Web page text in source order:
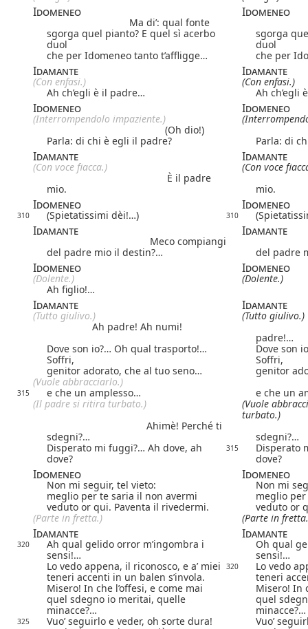
Idomeneo Idomeneo
Ma di’: qual fonte
sgorga quel pianto? E quel sì acerbo
duol
sgorga
duol
che per Idomeneo tanto t’affligge…
che per
Idamante Idamante
(Con enfasi.)
(Con enfasi.)
Ah ch’egli è il padre…
Ah ch’egli
Idomeneo Idomeneo
(Interrompendolo impaziente.)
(Oh dio!)
Parla: di chi è egli il padre?
Parla: di
Idamante Idamante
(Con voce fiacca.)
(Con voce
È il padre
mio.
mio.
Idomeneo Idomeneo
310 (Spietatissimi dèi!…) 310
Idamante Idamante
Meco compiangi
del padre mio il destin?…
del padre
Idomeneo Idomeneo
(Dolente.)
(Dolente.)
Ah figlio!…
Idamante Idamante
(Tutto giulivo.)
(Tutto giulivo.)
Ah padre! Ah numi!
padre!…
Dove son io?… Oh qual trasporto!…
Soffri,
Dove son
Soffri,
genitor adorato, che al tuo seno…
genitor
(Vuole abbracciarlo.)
315 e che un amplesso…
e che un
(Il padre si ritira turbato.)
(Vuole
turbato.)
Ahimè! Perché ti
sdegni?…
sdegni?…
Disperato mi fuggi?… Ah dove, ah
dove?
315
Disperato
dove?
Idomeneo Idomeneo
Non mi seguir, tel vieto:
Non mi
meglio per te saria il non avermi
meglio
veduto or qui. Paventa il rivedermi.
veduto or
(Parte in fretta.)
(Parte in
Idamante Idamante
320
Ah qual gelido orror m’ingombra i
sensi!…
Oh qual
sensi!…
Lo vedo appena, il riconosco, e a’ miei
320
Lo vedo
teneri accenti in un balen s’invola.
teneri
Misero! In che l’offesi, e come mai
Misero! In
quel sdegno io meritai, quelle
minacce?…
quel
minacce?…
325 Vuo’ seguirlo e veder, oh sorte dura!
Vuo’